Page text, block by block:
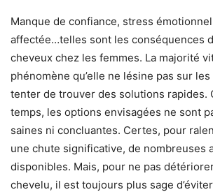
Manque de confiance, stress
affectée…telles sont les conséquences
cheveux chez les femmes. La majorité
phénomène qu’elle ne lésine pas sur
tenter de trouver des solutions rapides.
temps, les options envisagées ne sont
saines ni concluantes. Certes, pour
une chute significative, de nombreuses
disponibles. Mais, pour ne pas
chevelu, il est toujours plus sage